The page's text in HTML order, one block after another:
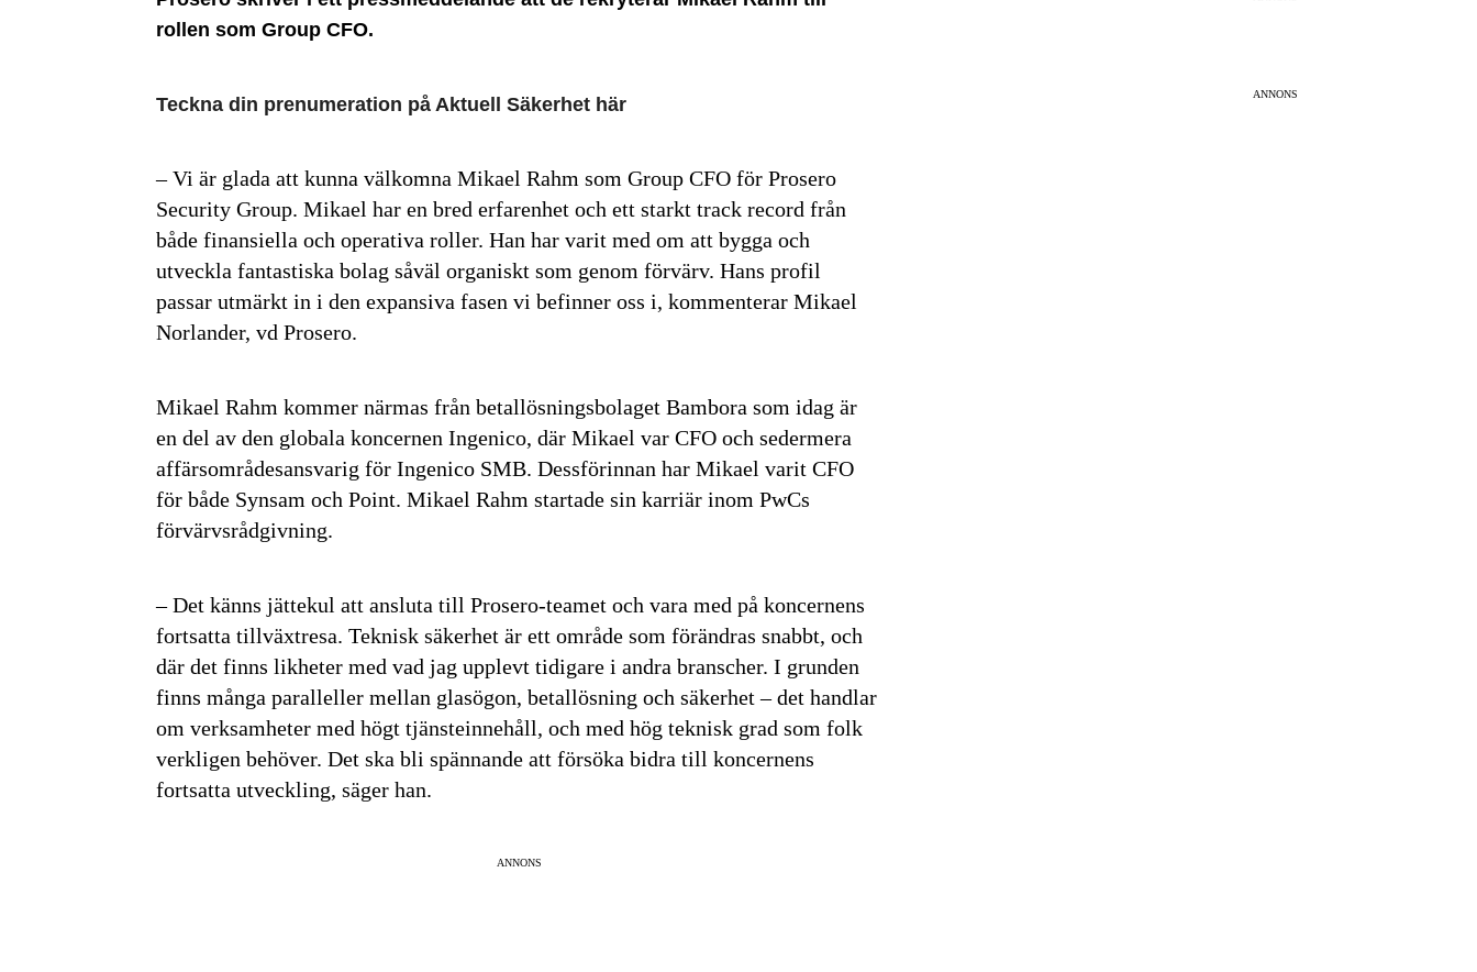
rollen som Group CFO.
Teckna din prenumeration på Aktuell Säkerhet här
– Vi är glada att kunna välkomna Mikael Rahm som Group CFO för Prosero
Security Group. Mikael har en bred erfarenhet och ett starkt track record från
både finansiella och operativa roller. Han har varit med om att bygga och
utveckla fantastiska bolag såväl organiskt som genom förvärv. Hans profil
passar utmärkt in i den expansiva fasen vi befinner oss i, kommenterar Mikael
Norlander, vd Prosero.
Mikael Rahm kommer närmas från betallösningsbolaget Bambora som idag är
en del av den globala koncernen Ingenico, där Mikael var CFO och sedermera
affärsområdesansvarig för Ingenico SMB. Dessförinnan har Mikael varit CFO
för både Synsam och Point. Mikael Rahm startade sin karriär inom PwCs
förvärvsrådgivning.
– Det känns jättekul att ansluta till Prosero-teamet och vara med på koncernens
fortsatta tillväxtresa. Teknisk säkerhet är ett område som förändras snabbt, och
där det finns likheter med vad jag upplevt tidigare i andra branscher. I grunden
finns många paralleller mellan glasögon, betallösning och säkerhet – det handlar
om verksamheter med högt tjänsteinnehåll, och med hög teknisk grad som folk
verkligen behöver. Det ska bli spännande att försöka bidra till koncernens
fortsatta utveckling, säger han.
ANNONS
ANNONS